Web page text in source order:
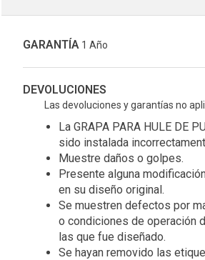
GARANTÍA 1 Año
DEVOLUCIONES
Las devoluciones y garantías no
La GRAPA PARA HULE DE
sido instalada
Muestre daños o golpes.
Presente alguna
en su diseño original.
Se muestren defectos por
o condiciones de operación
las que fue diseñado.
Se hayan removido las